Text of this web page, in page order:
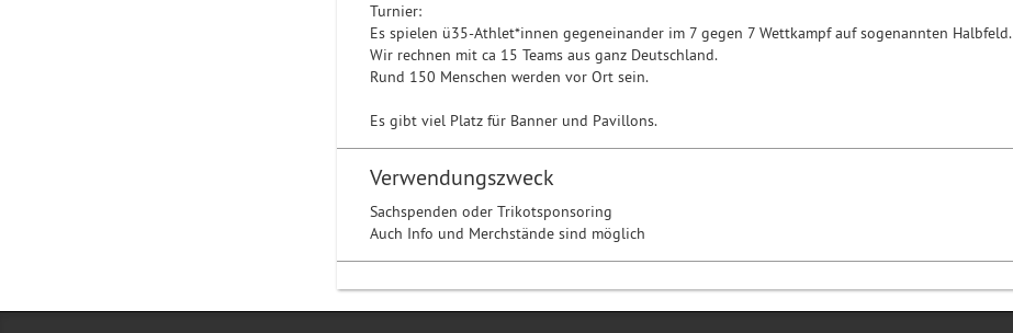
Turnier:
Es spielen ü35-Athlet*innen gegeneinander im 7 gegen 7 Wettkampf auf sogenannten Halbfeld.
Wir rechnen mit ca 15 Teams aus ganz Deutschland.
Rund 150 Menschen werden vor Ort sein.
Es gibt viel Platz für Banner und Pavillons.
Verwendungszweck
Sachspenden oder Trikotsponsoring
Auch Info und Merchstände sind möglich